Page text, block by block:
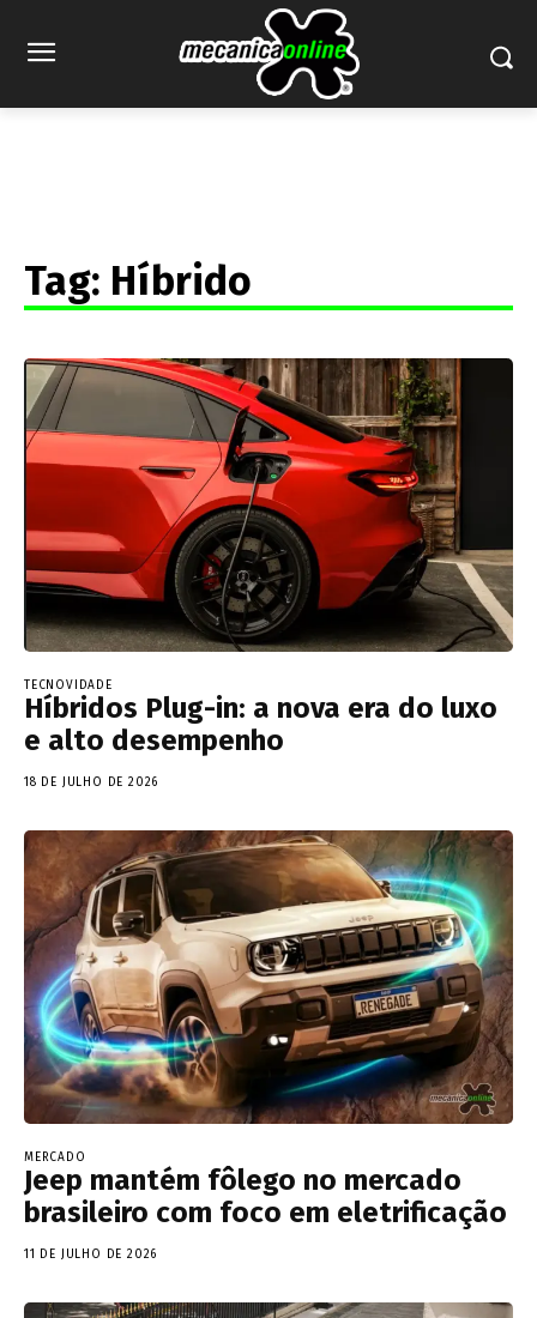
Tag: Híbrido
TECNOVIDADE
Híbridos Plug-in: a nova era do luxo
e alto desempenho
18 DE JULHO DE 2026
MERCADO
Jeep mantém fôlego no mercado
brasileiro com foco em eletrificação
11 DE JULHO DE 2026